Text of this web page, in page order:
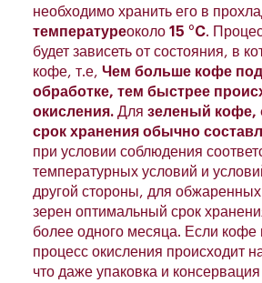
необходимо хранить его в
температуреоколо 15 °C.
будет зависеть от состояния, в
кофе, т.е, Чем больше кофе
обработке, тем быстрее
окисления. Для зеленый кофе,
срок хранения обычно
при условии соблюдения
температурных условий и
другой стороны, для
зерен оптимальный срок
более одного месяца. Если кофе
процесс окисления происходит
что даже упаковка и